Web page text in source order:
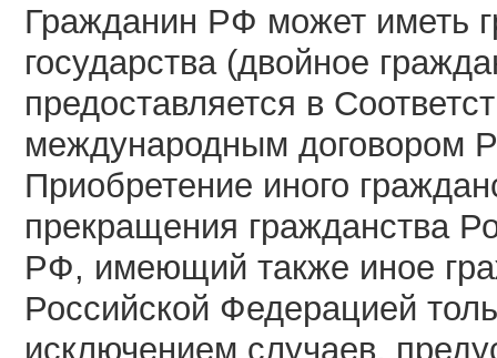
Гражданин РФ может иметь
государства (двойное
предоставляется в
международным договором
Приобретение иного
прекращения гражданства
РФ, имеющий также иное
Российской Федерацией
исключением случаев,